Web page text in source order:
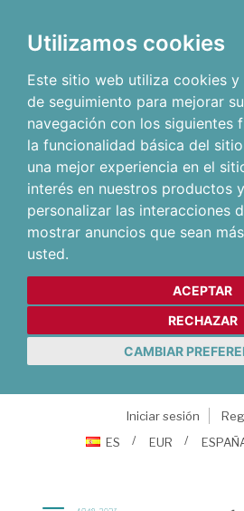
Utilizamos cookies
Este sitio web utiliza cookies
de seguimiento para mejorar
navegación con los siguientes
la funcionalidad básica del
una mejor experiencia en el
interés en nuestros productos
personalizar las interacciones
mostrar anuncios que sean
usted.
ACEPTAR
RECHAZAR
CAMBIAR
Iniciar sesión
ES
EUR